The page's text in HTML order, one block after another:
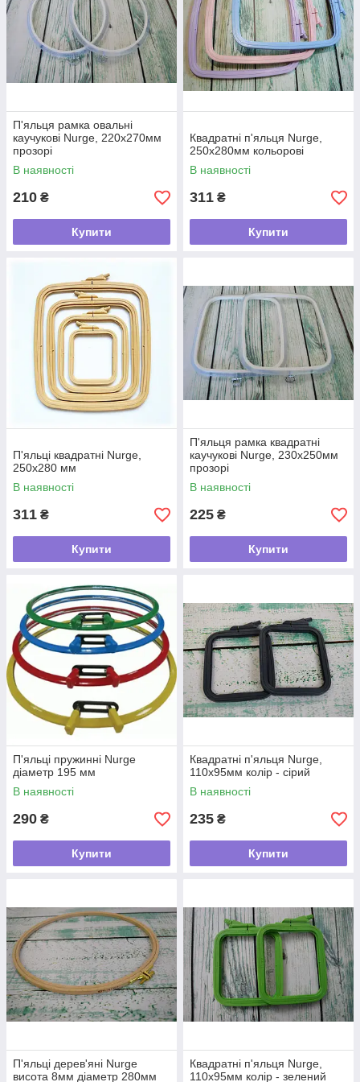
здійснювати надійно та комфортно. Ми ще жодного разу не
підводили своїх клієнтів, а всіляко їм допомагаємо
реалізувати творчі задуми у реальність.
П'яльця рамка овальні
каучукові Nurge, 220х270мм
прозорі
В наявності
210 ₴
Купити
Квадратні п'яльця Nurge,
250х280мм кольорові
В наявності
311 ₴
Купити
П'яльці квадратні Nurge,
250х280 мм
В наявності
311 ₴
Купити
П'яльця рамка квадратні
каучукові Nurge, 230х250мм
прозорі
В наявності
225 ₴
Купити
П'яльці пружинні Nurge
діаметр 195 мм
В наявності
290 ₴
Купити
Квадратні п'яльця Nurge,
110х95мм колір - сірий
В наявності
235 ₴
Купити
П'яльці дерев'яні Nurge
висота 8мм діаметр 280мм
Квадратні п'яльця Nurge,
110х95мм колір - зелений